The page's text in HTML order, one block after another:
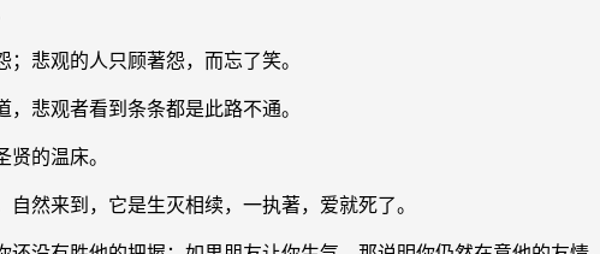
悲观的人只顾著怨，而忘了笑。
悲观者看到条条都是此路不通。
的温床。
然来到，它是生灭相续，一执著，爱就死了。